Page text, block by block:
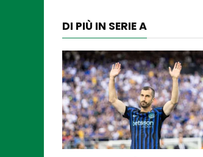
DI PIÙ IN SERIE A